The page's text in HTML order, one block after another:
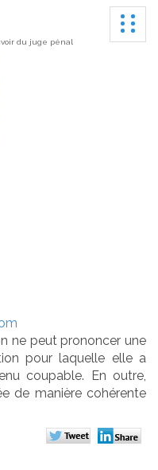
du juge pénal
ne peut prononcer une
pour laquelle elle a
coupable. En outre,
de manière cohérente